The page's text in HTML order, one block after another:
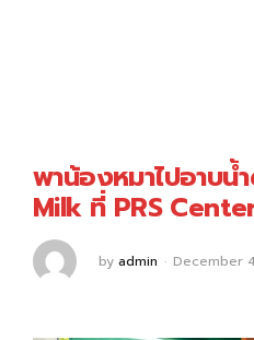
พาน้องหมาไปอาบน้
Milk ที่ PRS
by admin December